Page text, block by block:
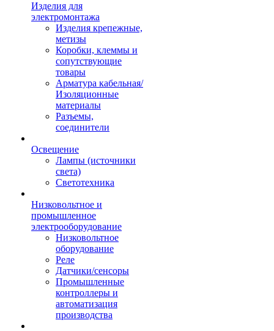
Изделия для
электромонтажа
Изделия крепежные,
метизы
Коробки, клеммы и
сопутствующие
товары
Арматура кабельная/
Изоляционные
материалы
Разъемы,
соединители
Освещение
Лампы (источники
света)
Светотехника
Низковольтное и
промышленное
электрооборудование
Низковольтное
оборудование
Реле
Датчики/сенсоры
Промышленные
контроллеры и
автоматизация
производства